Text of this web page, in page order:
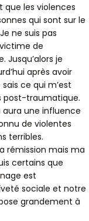
les violences
qui sont sur le
ne suis pas
de
Jusqu’alors je
après avoir
ce qui m’est
post-traumatique.
une influence
de violentes
terribles.
rémission mais ma
certains que
est
sociale et notre
grandement à